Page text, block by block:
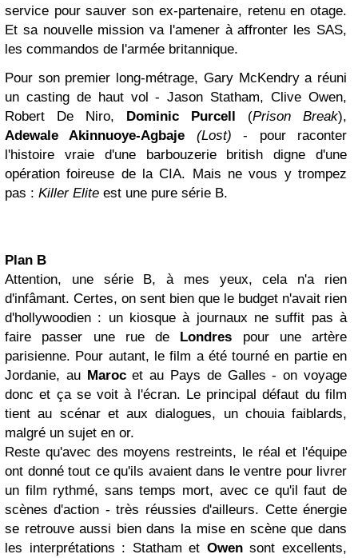
service pour sauver son ex-partenaire, retenu en otage.
Et sa nouvelle mission va l'amener à affronter les SAS,
les commandos de l'armée britannique.
Pour son premier long-métrage, Gary McKendry a réuni
un casting de haut vol -Jason Statham, Clive Owen,
Robert De Niro, Dominic Purcell (Prison Break),
Adewale Akinnuoye-Agbaje
(Lost) - pour raconter
l'histoire vraie d'une barbouzerie british digne d'une
opération foireuse de la CIA. Mais ne vous y trompez
pas : Killer Elite est une pure série B.
Plan B
Attention, une série B, à mes yeux, cela n'a rien
d'infâmant. Certes, on sent bien que le budget n'avait rien
d'hollywoodien : un kiosque à journaux ne suffit pas à
faire passer une rue de Londres pour une artère
parisienne. Pour autant, le film a été tourné en partie en
Jordanie, au Marocet au Pays de Galles - on voyage
donc et ça se voit à l'écran. Le principal défaut du film
tient au scénar et aux dialogues, un chouia faiblards,
malgré un sujet en or.
Reste qu'avec des moyens restreints, le réal et l'équipe
ont donné tout ce qu'ils avaient dans le ventre pour livrer
un film rythmé, sans temps mort, avec ce qu'il faut de
scènes d'action - très réussies d'ailleurs. Cette énergie
se retrouve aussi bien dans la mise en scène que dans
les interprétations : Statham et Owensont excellents,